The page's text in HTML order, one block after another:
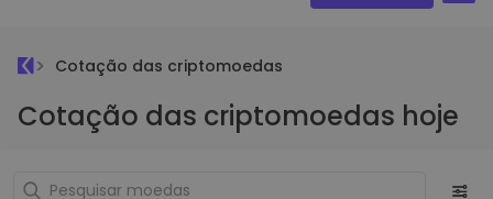
Cotação das criptomoedas
Cotação das criptomoedas hoje